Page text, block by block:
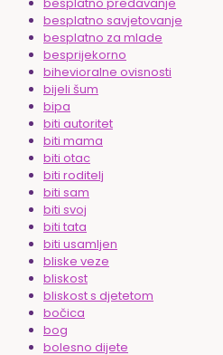
besplatno savjetovanje
besplatno za mlade
besprijekorno
bihevioralne ovisnosti
bijeli šum
bipa
biti autoritet
biti mama
biti otac
biti roditelj
biti sam
biti svoj
biti tata
biti usamljen
bliske veze
bliskost
bliskost s djetetom
bočica
bog
bolesno dijete